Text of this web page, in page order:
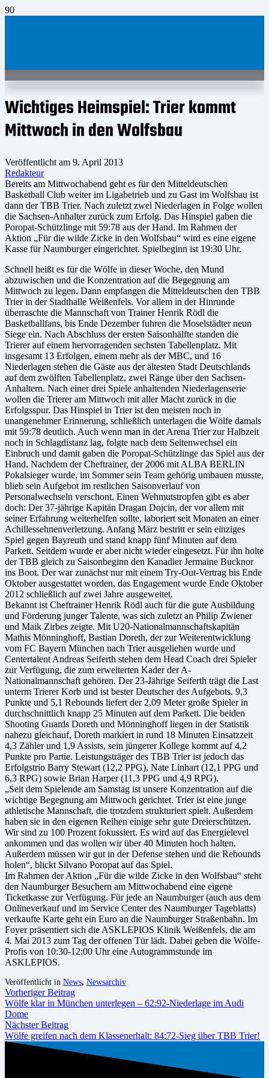
Wichtiges Heimspiel: Trier kommt
Mittwoch in den Wolfsbau
Veröffentlicht am 9. April 2013
Redakteur
Bereits am Mittwochabend geht es für den Mitteldeutschen
Basketball Club weiter im Ligabetrieb und zu Gast im Wolfsbau ist
dann der TBB Trier. Nach zuletzt zwei Niederlagen in Folge wollen
die Sachsen-Anhalter zurück zum Erfolg. Das Hinspiel gaben die
Poropat-Schützlinge mit 59:78 aus der Hand. Im Rahmen der
Aktion „Für die wilde Zicke in den Wolfsbau“ wird es eine eigene
Kasse für Naumburger eingerichtet. Spielbeginn ist 19:30 Uhr.
Schnell heißt es für die Wölfe in dieser Woche, den Mund
abzuwischen und die Konzentration auf die Begegnung am
Mittwoch zu legen. Dann empfangen die Mitteldeutschen den TBB
Trier in der Stadthalle Weißenfels. Vor allem in der Hinrunde
überraschte die Mannschaft von Trainer Henrik Rödl die
Basketballfans, bis Ende Dezember fuhren die Moselstädter neun
Siege ein. Nach Abschluss der ersten Saisonhälfte standen die
Trierer auf einem hervorragenden sechsten Tabellenplatz. Mit
insgesamt 13 Erfolgen, einem mehr als der MBC, und 16
Niederlagen stehen die Gäste aus der ältesten Stadt Deutschlands
auf dem zwölften Tabellenplatz, zwei Ränge über den Sachsen-
Anhaltern. Nach einer drei Spiele anhaltenden Niederlagenserie
wollen die Trierer am Mittwoch mit aller Macht zurück in die
Erfolgsspur. Das Hinspiel in Trier ist den meisten noch in
unangenehmer Erinnerung, schließlich unterlagen die Wölfe damals
mit 59:78 deutlich. Auch wenn man in der Arena Trier zur Halbzeit
noch in Schlagdistanz lag, folgte nach dem Seitenwechsel ein
Einbruch und damit gaben die Poropat-Schützlinge das Spiel aus der
Hand. Nachdem der Cheftrainer, der 2006 mit ALBA BERLIN
Pokalsieger wurde, im Sommer sein Team gehörig umbauen musste,
blieb sein Aufgebot im restlichen Saisonverlauf von
Personalwechseln verschont. Einen Wehmutstropfen gibt es aber
doch: Der 37-jährige Kapitän Dragan Dojcin, der vor allem mit
seiner Erfahrung weiterhelfen sollte, laboriert seit Monaten an einer
Achillessehnenverletzung. Anfang März bestritt er sein einziges
Spiel gegen Bayreuth und stand knapp fünf Minuten auf dem
Parkett. Seitdem wurde er aber nicht wieder eingesetzt. Für ihn holte
der TBB gleich zu Saisonbeginn den Kanadier Jermaine Bucknor
ins Boot. Der war zunächst nur mit einem Try-Out-Vertrag bis Ende
Oktober ausgestattet worden, das Engagement wurde Ende Oktober
2012 schließlich auf zwei Jahre ausgeweitet.
Bekannt ist Cheftrainer Henrik Rödl auch für die gute Ausbildung
und Förderung junger Talente, was sich zuletzt an Philip Zwiener
und Maik Zirbes zeigte. Mit U20-Nationalmannschaftskapitän
Mathis Mönninghoff, Bastian Doreth, der zur Weiterentwicklung
vom FC Bayern München nach Trier ausgeliehen wurde und
Centertalent Andreas Seiferth stehen dem Head Coach drei Spieler
zur Verfügung, die zum erweiterten Kader der A-
Nationalmannschaft gehören. Der 23-Jährige Seiferth trägt die Last
unterm Trierer Korb und ist bester Deutscher des Aufgebots. 9,3
Punkte und 5,1 Rebounds liefert der 2,09 Meter große Spieler in
durchschnittlich knapp 25 Minuten auf dem Parkett. Die beiden
Shooting Guards Doreth und Mönninghoff liegen in der Statistik
nahezu gleichauf, Doreth markiert in rund 18 Minuten Einsatzzeit
4,3 Zähler und 1,9 Assists, sein jüngerer Kollege kommt auf 4,2
Punkte pro Partie. Leistungsträger des TBB Trier ist jedoch das
Erfolgstrio Barry Stewart (12,2 PPG), Nate Linhart (12,1 PPG und
6,3 RPG) sowie Brian Harper (11,3 PPG und 4,9 RPG).
„Seit dem Spielende am Samstag ist unsere Konzentration auf die
wichtige Begegnung am Mittwoch gerichtet. Trier ist eine junge
athletische Mannschaft, die trotzdem strukturiert spielt. Außerdem
haben sie in den eigenen Reihen einige sehr gute Dreierschützen.
Wir sind zu 100 Prozent fokussiert. Es wird auf das Energielevel
ankommen und das wollen wir über 40 Minuten hoch halten.
Außerdem müssen wir gut in der Defense stehen und die Rebounds
holen“, blickt Silvano Poropat auf das Spiel.
Im Rahmen der Aktion „Für die wilde Zicke in den Wolfsbau“ steht
den Naumburger Besuchern am Mittwochabend eine eigene
Ticketkasse zur Verfügung. Für jede an Naumburger (auch aus dem
Onlineverkauf und im Service Center des Naumburger Tageblatts)
verkaufte Karte geht ein Euro an die Naumburger Straßenbahn. Im
Foyer präsentiert sich die ASKLEPIOS Klinik Weißenfels, die am
4. Mai 2013 zum Tag der offenen Tür lädt. Dabei geben die Wölfe-
Profis von 10:30-12:00 Uhr eine Autogrammstunde im
ASKLEPIOS.
Veröffentlicht in News, Newsarchiv
Vorheriger Beitrag
Wölfe klar in München unterlegen – 62:92-Niederlage im Audi
Dome
Nächster Beitrag
Wölfe greifen nach dem Klassenerhalt: 84:72-Sieg über TBB Trier!